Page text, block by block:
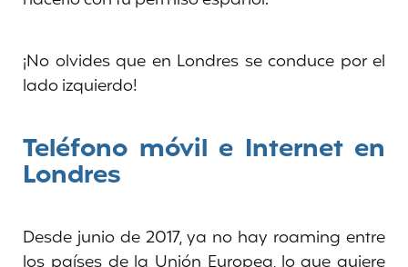
¡No olvides que en Londres se conduce por el
lado izquierdo!
Teléfono móvil e Internet en
Londres
Desde junio de 2017, ya no hay roaming entre